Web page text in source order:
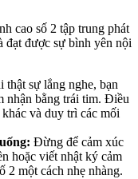
cao số 2 tập trung phát
đạt được sự bình yên nội
thật sự lắng nghe, bạn
nhận bằng trái tim. Điều
và duy trì các mối
Đừng để cảm xúc
hoặc viết nhật ký cảm
2 một cách nhẹ nhàng.